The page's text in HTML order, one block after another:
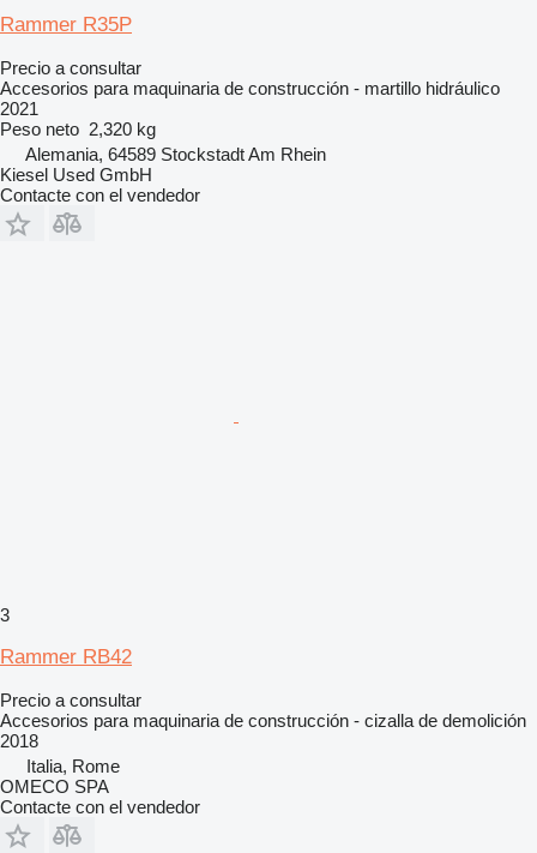
Rammer R35P
Precio a consultar
Accesorios para maquinaria de construcción - martillo hidráulico
2021
Peso neto 2,320 kg
Alemania, 64589 Stockstadt Am Rhein
Kiesel Used GmbH
Contacte con el vendedor
3
Rammer RB42
Precio a consultar
Accesorios para maquinaria de construcción - cizalla de demolición
2018
Italia, Rome
OMECO SPA
Contacte con el vendedor